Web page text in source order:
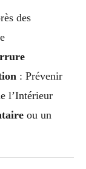
des
: Prévenir
l’Intérieur
ou un